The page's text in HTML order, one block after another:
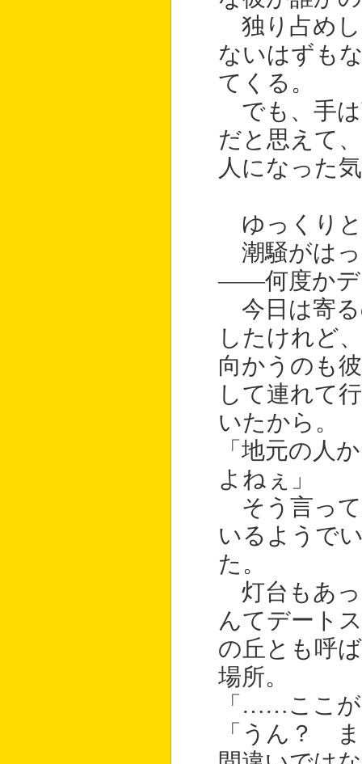
独り占めし
ないはずも
てくる。
でも、手は
だと思えて
人になった
ゆっくりと
潮騒がはっ
――何度かデ
今日は寄る
したけれど
向かうのも
して連れて
いたから。
「地元の人
よねぇ」
そう言って
いるようで
た。
灯台もあっ
んてデート
の丘とも呼
場所。
「……ここ
「うん？